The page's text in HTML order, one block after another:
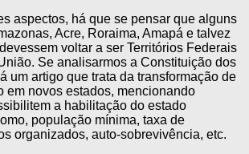
aspectos, há que se pensar que alguns
Acre, Roraima, Amapá e talvez
voltar a ser Territórios Federais
Se analisarmos a Constituição dos
um artigo que trata da transformação de
em novos estados, mencionando
a habilitação do estado
população mínima, taxa de
organizados, auto-sobrevivência, etc.